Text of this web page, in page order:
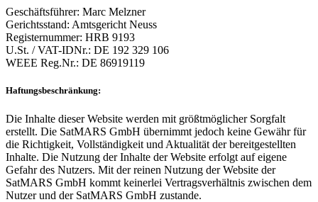
Geschäftsführer: Marc Melzner
Gerichtsstand: Amtsgericht Neuss
Registernummer: HRB 9193
U.St. / VAT-IDNr.: DE 192 329 106
WEEE Reg.Nr.: DE 86919119
Haftungsbeschränkung:
Die Inhalte dieser Website werden mit größtmöglicher Sorgfalt
erstellt. Die SatMARS GmbH übernimmt jedoch keine Gewähr für
die Richtigkeit, Vollständigkeit und Aktualität der bereitgestellten
Inhalte. Die Nutzung der Inhalte der Website erfolgt auf eigene
Gefahr des Nutzers. Mit der reinen Nutzung der Website der
SatMARS GmbH kommt keinerlei Vertragsverhältnis zwischen dem
Nutzer und der SatMARS GmbH zustande.